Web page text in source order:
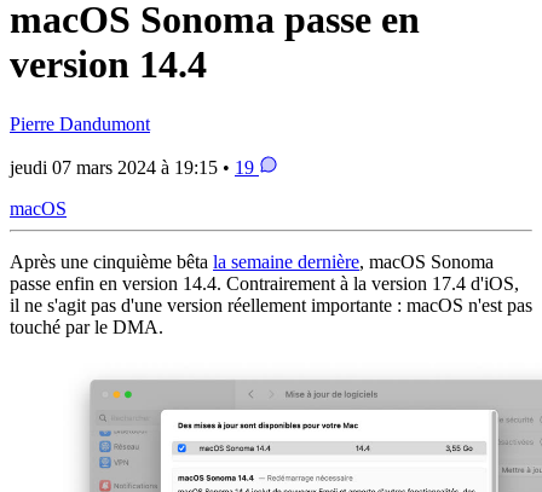
macOS Sonoma passe en
version 14.4
Pierre Dandumont
jeudi 07 mars 2024 à 19:15 • 19
macOS
Après une cinquième bêta la semaine dernière, macOS Sonoma
passe enfin en version 14.4. Contrairement à la version 17.4 d'iOS,
il ne s'agit pas d'une version réellement importante : macOS n'est pas
touché par le DMA.